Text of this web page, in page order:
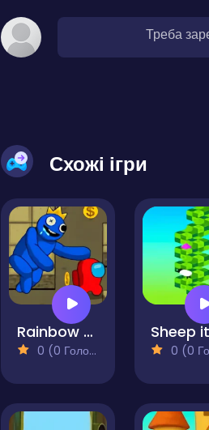
Треба
Схожі ігри
Rainbow Friends Survival
0 (0 Голосів) 0 (0